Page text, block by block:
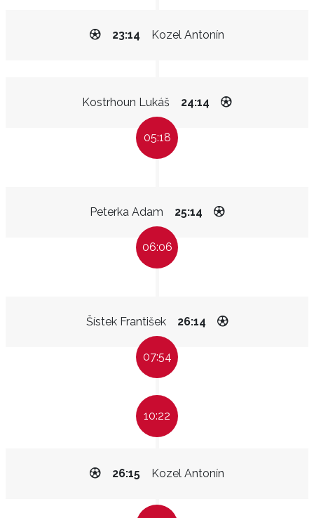
Kozel Antonín
23:14
Kostrhoun Lukáš 24:14
05:18
Peterka Adam 25:14
06:06
Šístek František 26:14
07:54
10:22
Kozel Antonín
26:15